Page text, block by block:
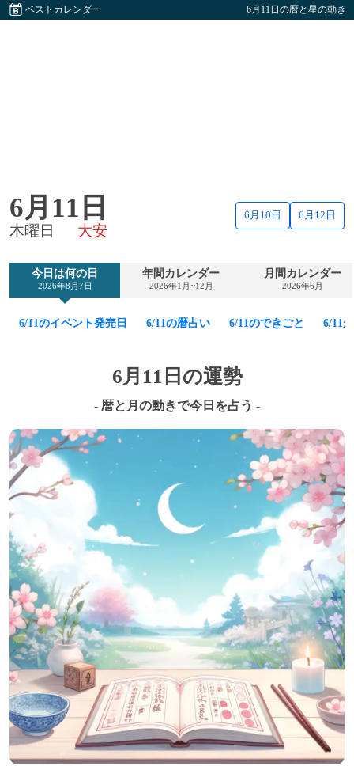
ベストカレンダー 6月11日の暦と星の動き
6月11日
木曜日 大安
6月10日 6月12日
今日は何の日
2026年8月7日
年間カレンダー
2026年1月~12月
月間カレンダー
2026年6月
6/11のイベント発売日 6/11の暦占い 6/11のできごと 6/11
6月11日の運勢
- 暦と月の動きで今日を占う -